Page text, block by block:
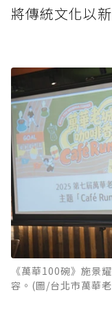
將傳統文化以
《萬華100碗》施景
容。(圖/台北市萬華